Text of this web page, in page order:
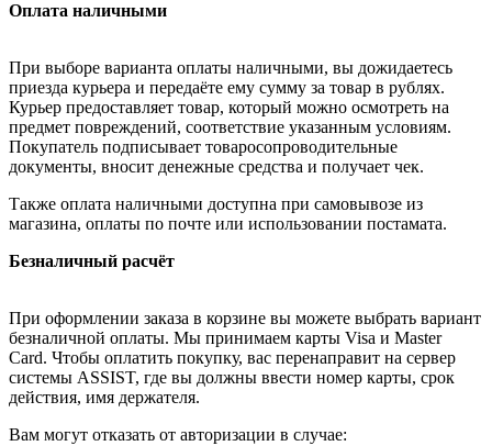
Оплата наличными
При выборе варианта оплаты наличными, вы дожидаетесь
приезда курьера и передаёте ему сумму за товар в рублях.
Курьер предоставляет товар, который можно осмотреть на
предмет повреждений, соответствие указанным условиям.
Покупатель подписывает товаросопроводительные
документы, вносит денежные средства и получает чек.
Также оплата наличными доступна при самовывозе из
магазина, оплаты по почте или использовании постамата.
Безналичный расчёт
При оформлении заказа в корзине вы можете выбрать вариант
безналичной оплаты. Мы принимаем карты Visa и Master
Card. Чтобы оплатить покупку, вас перенаправит на сервер
системы ASSIST, где вы должны ввести номер карты, срок
действия, имя держателя.
Вам могут отказать от авторизации в случае: